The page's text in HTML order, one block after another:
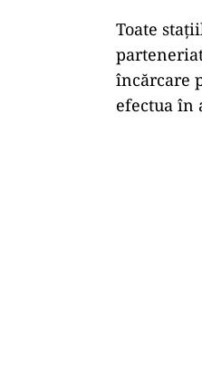
Toate
încărcare
efectua în